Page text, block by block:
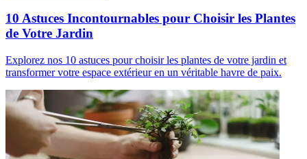
10 Astuces Incontournables pour Choisir les Plantes
de Votre Jardin
Explorez nos 10 astuces pour choisir les plantes de votre jardin et
transformer votre espace extérieur en un véritable havre de paix.